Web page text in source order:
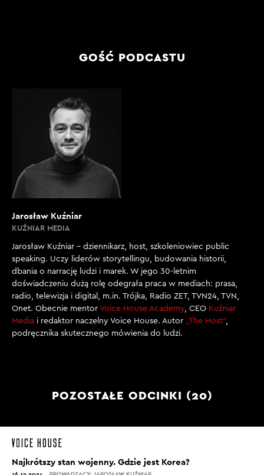
GOŚĆ PODCASTU
Jarosław Kuźniar
KUŹNIAR MEDIA
Jarosław Kuźniar – dziennikarz, host, szkoleniowiec public
speaking. Uczy liderów storytellingu, budowania historii,
dbania o narrację ludzi i marek. W jego 30-letnim
doświadczeniu dużą rolę odegrała praca w mediach: prasa,
radio, telewizja i digital, m.in. Trójka, Radio ZET, TVN24, TVN,
Onet. Obecnie mentor Voice House Academy, CEO Kuźniar
Media i redaktor naczelny Voice House. Autor „The Host”,
podręcznika skutecznego mówienia do ludzi.
POZOSTAŁE ODCINKI (20)
Najkrótszy stan wojenny. Gdzie jest Korea?